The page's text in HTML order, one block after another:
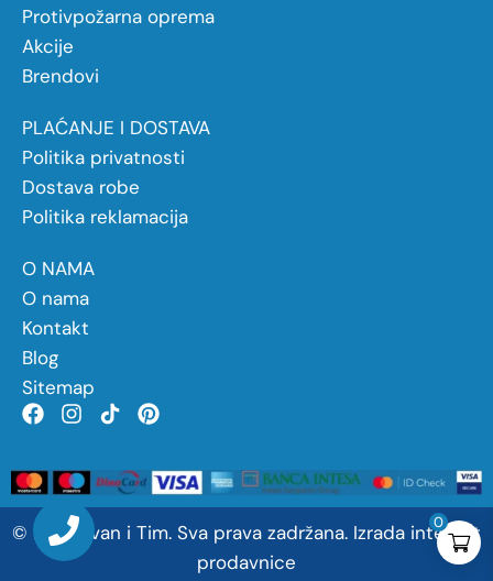
0
Protivpožarna oprema
Akcije
Brendovi
PLAĆANJE I DOSTAVA
Politika privatnosti
Dostava robe
Politika reklamacija
O NAMA
O nama
Kontakt
Blog
Sitemap
© 2026 Ivan i Tim. Sva prava zadržana. Izrada internet
prodavnice